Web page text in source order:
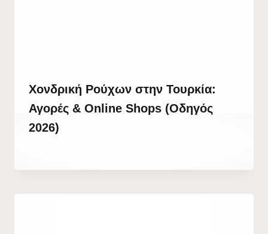
Χονδρική Ρούχων στην Τουρκία:
Αγορές & Online Shops (Οδηγός
2026)